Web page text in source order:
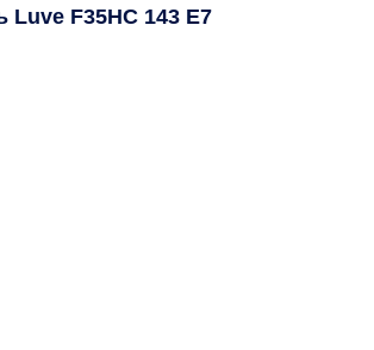
F35HC 143 E7